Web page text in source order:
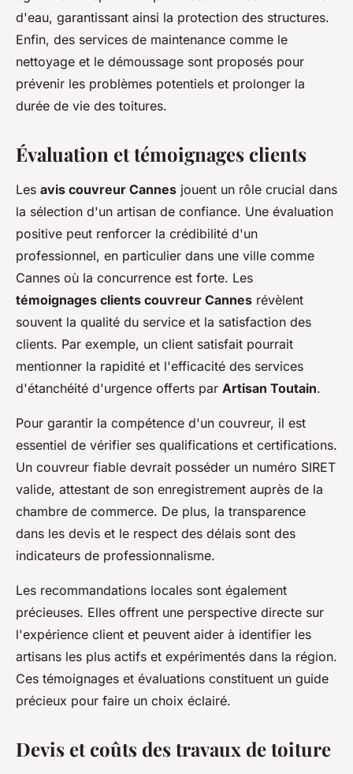
d'eau, garantissant ainsi la protection des structures.
Enfin, des services de maintenance comme le
nettoyage et le démoussage sont proposés pour
prévenir les problèmes potentiels et prolonger la
durée de vie des toitures.
Évaluation et témoignages clients
Les avis couvreur Cannes jouent un rôle crucial dans
la sélection d'un artisan de confiance. Une évaluation
positive peut renforcer la crédibilité d'un
professionnel, en particulier dans une ville comme
Cannes où la concurrence est forte. Les
témoignages clients couvreur Cannes révèlent
souvent la qualité du service et la satisfaction des
clients. Par exemple, un client satisfait pourrait
mentionner la rapidité et l'efficacité des services
d'étanchéité d'urgence offerts par Artisan Toutain.
Pour garantir la compétence d'un couvreur, il est
essentiel de vérifier ses qualifications et certifications.
Un couvreur fiable devrait posséder un numéro SIRET
valide, attestant de son enregistrement auprès de la
chambre de commerce. De plus, la transparence
dans les devis et le respect des délais sont des
indicateurs de professionnalisme.
Les recommandations locales sont également
précieuses. Elles offrent une perspective directe sur
l'expérience client et peuvent aider à identifier les
artisans les plus actifs et expérimentés dans la région.
Ces témoignages et évaluations constituent un guide
précieux pour faire un choix éclairé.
Devis et coûts des travaux de toiture